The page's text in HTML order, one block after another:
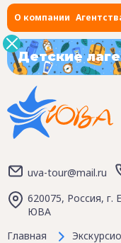
О компании
Детские
uva-tour@mail.ru
620075, Россия, г.
ЮВА
Главная